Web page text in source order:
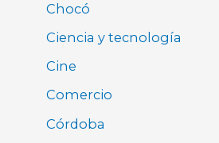
Chocó
Ciencia y tecnología
Cine
Comercio
Córdoba